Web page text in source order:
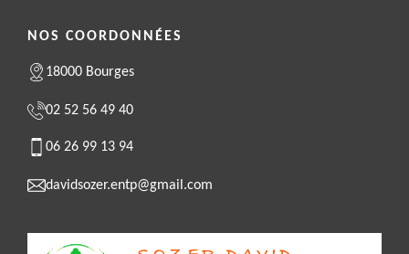
NOS COORDONNÉES
18000 Bourges
02 52 56 49 40
06 26 99 13 94
davidsozer.entp@gmail.com